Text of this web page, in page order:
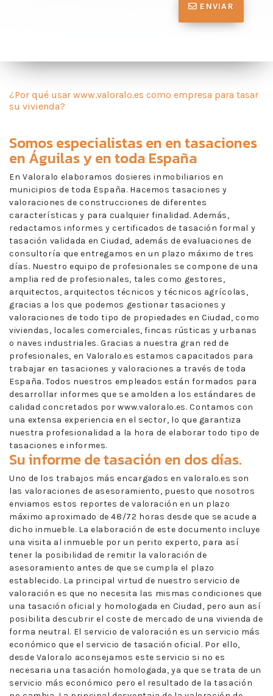
ENVIAR
¿Por qué usar www.valoralo.es como empresa para tasar
su vivienda?
Somos especialistas en entasaciones
en Águilasy en toda España
En Valoralo elaboramos dosieres inmobiliarios en
municipios de toda España. Hacemos tasaciones y
valoraciones de construcciones de diferentes
características y para cualquier finalidad. Además,
redactamos informes y certificados de tasación formal y
tasación validada en Ciudad, además de evaluaciones de
consultoría que entregamos en un plazo máximo de tres
días. Nuestro equipo de profesionales se compone de una
amplia red de profesionales, tales como gestores,
arquitectos, arquitectos técnicos y técnicos agrícolas,
gracias a los que podemos gestionar tasaciones y
valoraciones de todo tipo de propiedades en Ciudad, como
viviendas, locales comerciales, fincas rústicas y urbanas
o naves industriales. Gracias a nuestra gran red de
profesionales, en Valoralo.es estamos capacitados para
trabajar en tasaciones y valoraciones a través de toda
España. Todos nuestros empleados están formados para
desarrollar informes que se amolden a los estándares de
calidad concretados por www.valoralo.es. Contamos con
una extensa experiencia en el sector, lo que garantiza
nuestra profesionalidad a la hora de elaborar todo tipo de
tasaciones e informes.
Su informe de tasación en dos días.
Uno de los trabajos más encargados en valoralo.es son
las valoraciones de asesoramiento, puesto que nosotros
enviamos estos reportes de valoración en un plazo
máximo aproximado de 48/72 horas desde que se acude a
dicho inmueble. La elaboración de este documento incluye
una visita al inmueble por un perito experto, para así
tener la posibilidad de remitir la valoración de
asesoramiento antes de que se cumpla el plazo
establecido. La principal virtud de nuestro servicio de
valoración es que no necesita las mismas condiciones que
una tasación oficial y homologada en Ciudad, pero aun así
posibilita descubrir el coste de mercado de una vivienda de
forma neutral. El servicio de valoración es un servicio más
económico que el servicio de tasación oficial. Por ello,
desde Valoralo aconsejamos este servicio si no es
necesaria una tasación homologada, ya que se trata de un
servicio más económico pero el resultado de la tasación